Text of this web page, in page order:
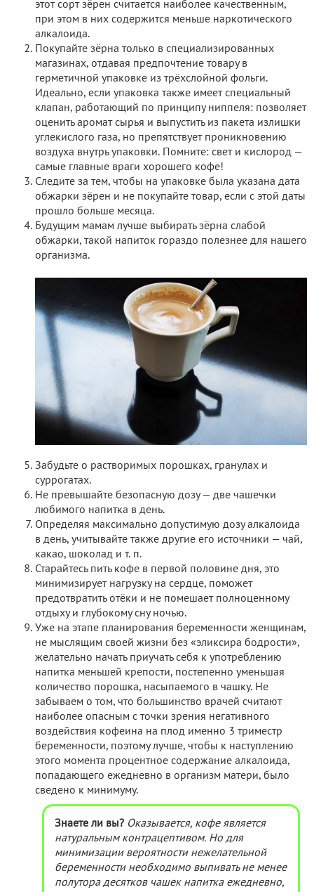
этот сорт зёрен считается наиболее качественным,
при этом в них содержится меньше наркотического
алкалоида.
Покупайте зёрна только в специализированных
магазинах, отдавая предпочтение товару в
герметичной упаковке из трёхслойной фольги.
Идеально, если упаковка также имеет специальный
клапан, работающий по принципу ниппеля: позволяет
оценить аромат сырья и выпустить из пакета излишки
углекислого газа, но препятствует проникновению
воздуха внутрь упаковки. Помните: свет и кислород —
самые главные враги хорошего кофе!
Следите за тем, чтобы на упаковке была указана дата
обжарки зёрен и не покупайте товар, если с этой даты
прошло больше месяца.
Будущим мамам лучше выбирать зёрна слабой
обжарки, такой напиток гораздо полезнее для нашего
организма.
Забудьте о растворимых порошках, гранулах и
суррогатах.
Не превышайте безопасную дозу — две чашечки
любимого напитка в день.
Определяя максимально допустимую дозу алкалоида
в день, учитывайте также другие его источники — чай,
какао, шоколад и т. п.
Старайтесь пить кофе в первой половине дня, это
минимизирует нагрузку на сердце, поможет
предотвратить отёки и не помешает полноценному
отдыху и глубокому сну ночью.
Уже на этапе планирования беременности женщинам,
не мыслящим своей жизни без «эликсира бодрости»,
желательно начать приучать себя к употреблению
напитка меньшей крепости, постепенно уменьшая
количество порошка, насыпаемого в чашку. Не
забываем о том, что большинство врачей считают
наиболее опасным с точки зрения негативного
воздействия кофеина на плод именно 3 триместр
беременности, поэтому лучше, чтобы к наступлению
этого момента процентное содержание алкалоида,
попадающего ежедневно в организм матери, было
сведено к минимуму.
Знаете ли вы? Оказывается, кофе является
натуральным контрацептивом. Но для
минимизации вероятности нежелательной
беременности необходимо выпивать не менее
полутора десятков чашек напитка ежедневно,